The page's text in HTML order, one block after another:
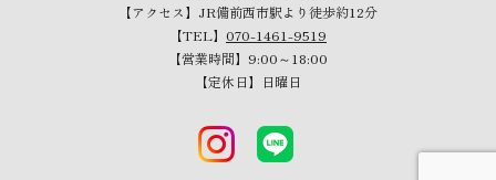
【アクセス】JR備前西市駅より徒歩約12分
【TEL】 070-1461-9519
【営業時間】9:00～18:00
【定休日】日曜日